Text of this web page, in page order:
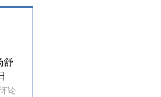
舒
论